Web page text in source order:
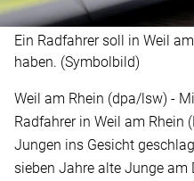
Ein Radfahrer soll in Weil
haben. (Symbolbild)
Weil am Rhein (dpa/lsw) -
Radfahrer in Weil am Rhein
Jungen ins Gesicht
sieben Jahre alte Junge